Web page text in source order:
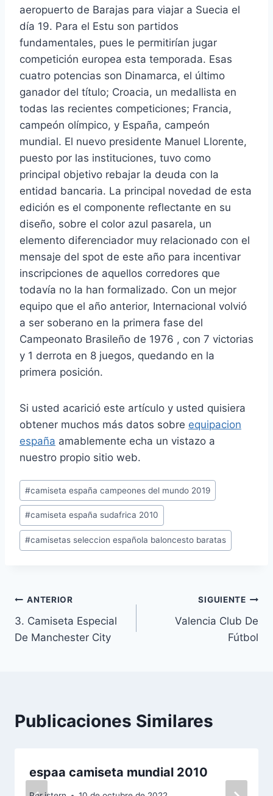
aeropuerto de Barajas para viajar a Suecia el
día 19. Para el Estu son partidos
fundamentales, pues le permitirían jugar
competición europea esta temporada. Esas
cuatro potencias son Dinamarca, el último
ganador del título; Croacia, un medallista en
todas las recientes competiciones; Francia,
campeón olímpico, y España, campeón
mundial. El nuevo presidente Manuel Llorente,
puesto por las instituciones, tuvo como
principal objetivo rebajar la deuda con la
entidad bancaria. La principal novedad de esta
edición es el componente reflectante en su
diseño, sobre el color azul pasarela, un
elemento diferenciador muy relacionado con el
mensaje del spot de este año para incentivar
inscripciones de aquellos corredores que
todavía no la han formalizado. Con un mejor
equipo que el año anterior, Internacional volvió
a ser soberano en la primera fase del
Campeonato Brasileño de 1976 , con 7 victorias
y 1 derrota en 8 juegos, quedando en la
primera posición.
Si usted acarició este artículo y usted quisiera
obtener muchos más datos sobre equipacion
españa amablemente echa un vistazo a
nuestro propio sitio web.
Etiquetas
de
la
entrada:
#camiseta españa campeones del mundo 2019
#camiseta españa sudafrica 2010
#camisetas seleccion española baloncesto baratas
Navegación
de
ANTERIOR
3. Camiseta Especial
De Manchester City
SIGUIENTE
Valencia Club De
Fútbol
Publicaciones Similares
espaa camiseta mundial 2010